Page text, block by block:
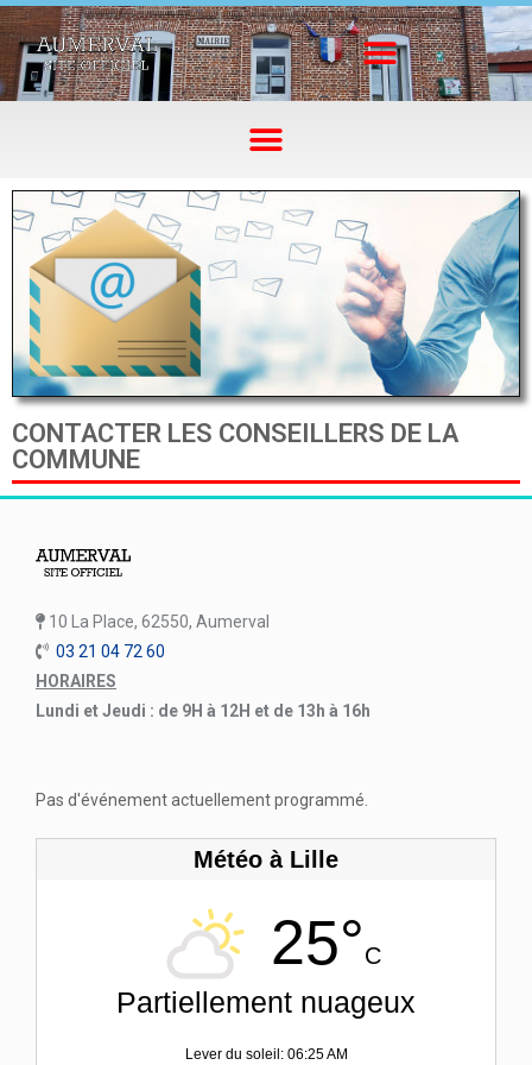
CONTACTER LES CONSEILLERS DE LA
COMMUNE
10 La Place, 62550, Aumerval
03 21 04 72 60
HORAIRES
Lundi et Jeudi : de 9H à 12H et de 13h à 16h
Pas d'événement actuellement programmé.
Météo à Lille
25°C
Partiellement nuageux
Lever du soleil: 06:25 AM